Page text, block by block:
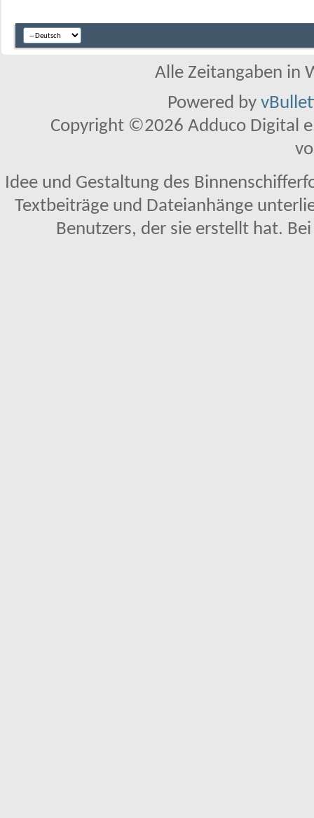
Alle Zeitangaben in
Powered by
Copyright ©2026 Adduco Digital
Idee und Gestaltung des
Textbeiträge und Dateianhänge
Benutzers, der sie erstellt hat.